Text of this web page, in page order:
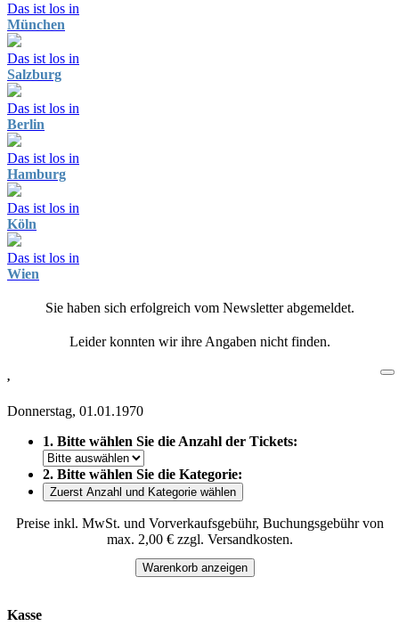
Das ist los in
München
Das ist los in
Salzburg
Das ist los in
Berlin
Das ist los in
Hamburg
Das ist los in
Köln
Das ist los in
Wien
Sie haben sich erfolgreich vom Newsletter abgemeldet.
Leider konnten wir ihre Angaben nicht finden.
,
Donnerstag, 01.01.1970
1. Bitte wählen Sie die Anzahl der Tickets:
2. Bitte wählen Sie die Kategorie:
Zuerst Anzahl und Kategorie wählen
Preise inkl. MwSt. und Vorverkaufsgebühr, Buchungsgebühr von
max. 2,00 € zzgl. Versandkosten.
Warenkorb anzeigen
Kasse